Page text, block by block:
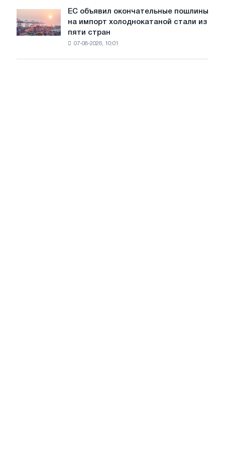
трамвайных
путей
Москвы
Ярославля
объявил
окончательные
ЕС объявил окончательные пошлины
на импорт холоднокатаной стали из
пяти стран
07-08-2026, 10:01